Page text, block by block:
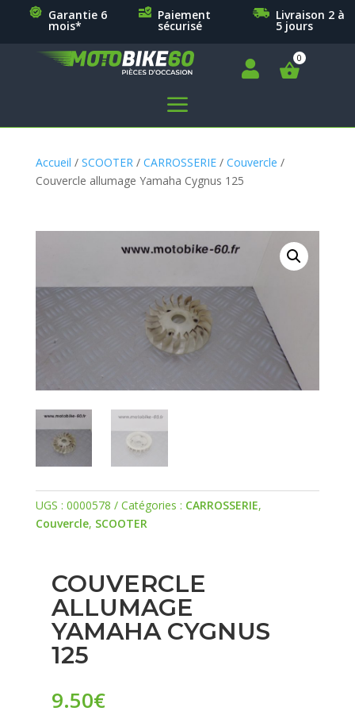
Garantie 6
mois*
Paiement
sécurisé
Livraison 2 à
5 jours

a
Accueil / SCOOTER / CARROSSERIE/ Couvercle /
Couvercle allumage Yamaha Cygnus 125
UGS : 0000578 Catégories : CARROSSERIE,
Couvercle, SCOOTER
COUVERCLE
ALLUMAGE
YAMAHA CYGNUS
125
9.50€